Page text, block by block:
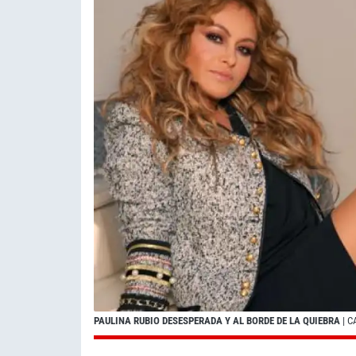
PAULINA RUBIO DESESPERADA Y AL BORDE DE LA QUIEBRA |